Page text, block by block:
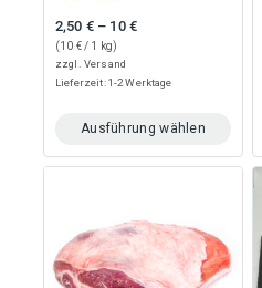
out
of
5
2,50 € – 10 €Preisspanne: 2,50 € bis 10 €
(10 €/ 1 kg)
zzgl. Versand
Lieferzeit: 1-2 Werktage
Ausführung wählen
Dieses
Varianten
auf.
Die